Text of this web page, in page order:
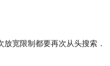
宽限制都要再次从头搜索．